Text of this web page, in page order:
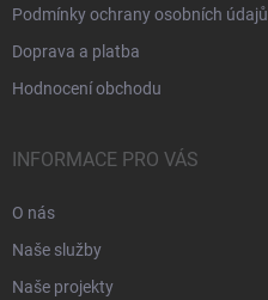
Podmínky ochrany osobních údajů
Doprava a platba
Hodnocení obchodu
INFORMACE PRO VÁS
O nás
Naše služby
Naše projekty